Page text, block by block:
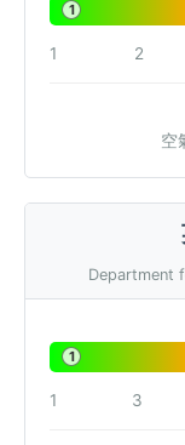
1
1 2
空
Department
1
1 3